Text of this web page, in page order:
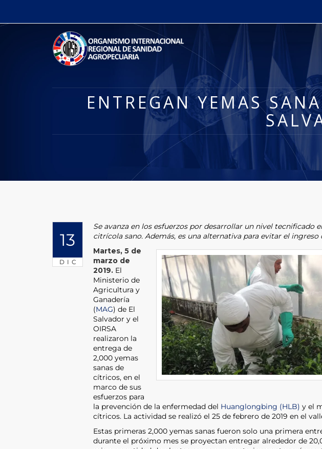
ENTREGAN YEMAS
13
DIC
Se avanza en los esfuerzos por desarrollar un nivel tecnificado
citrícola sano. Además, es una alternativa para evitar el ingreso
Martes, 5 de
marzo de
2019. El
Ministerio de
Agricultura y
Ganadería
(MAG) de El
Salvador y el
OIRSA
realizaron la
entrega de
2,000 yemas
sanas de
cítricos, en el
marco de sus
esfuerzos para
la prevención de la enfermedad del Huanglongbing (HLB) y el
cítricos. La actividad se realizó el 25 de febrero de 2019 en el
Estas primeras 2,000 yemas sanas fueron solo una primera
durante el próximo mes se proyectan entregar alrededor de